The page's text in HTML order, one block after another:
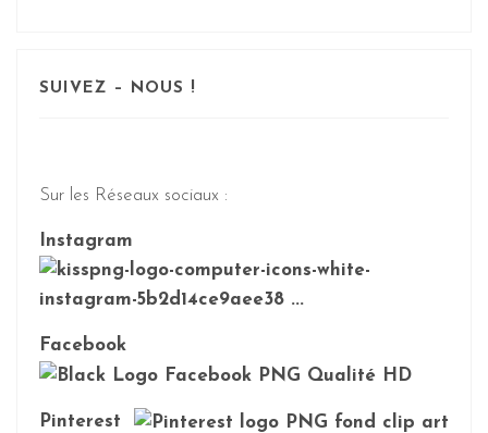
SUIVEZ – NOUS !
Sur les Réseaux sociaux :
Instagram
Facebook
Pinterest